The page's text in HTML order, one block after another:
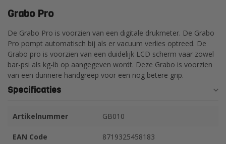
Grabo Pro
De Grabo Pro is voorzien van een digitale drukmeter. De Grabo
Pro pompt automatisch bij als er vacuum verlies optreed. De
Grabo pro is voorzien van een duidelijk LCD scherm vaar zowel
bar-psi als kg-lb op aangegeven wordt. Deze Grabo is voorzien
van een dunnere handgreep voor een nog betere grip.
Specificaties
Artikelnummer GB010
EAN Code 8719325458183